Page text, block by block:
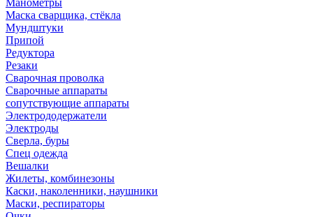
Манометры
Маска сварщика, стёкла
Мундштуки
Припой
Редуктора
Резаки
Сварочная проволка
Сварочные аппараты
сопутствующие аппараты
Электрододержатели
Электроды
Сверла, буры
Спец одежда
Вешалки
Жилеты, комбинезоны
Каски, наколенники, наушники
Маски, респираторы